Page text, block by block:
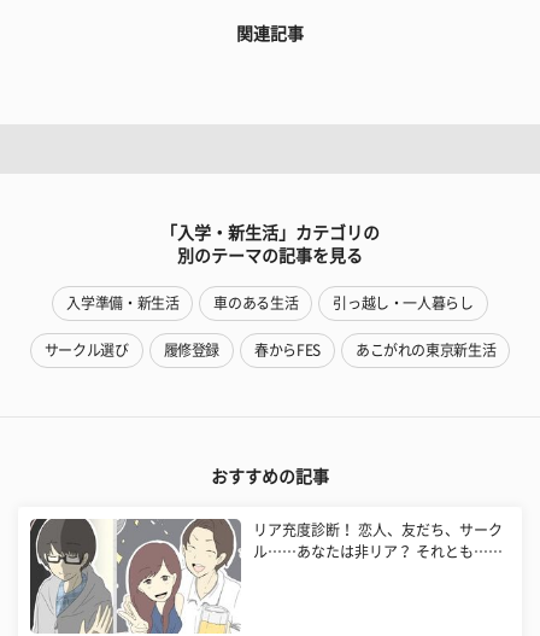
関連記事
「入学・新生活」カテゴリの
別のテーマの記事を見る
入学準備・新生活 車のある生活 引っ越し・一人暮らし
サークル選び 履修登録 春からFES あこがれの東京新生活
おすすめの記事
リア充度診断！ 恋人、友だち、サーク
ル……あなたは非リア？ それとも……